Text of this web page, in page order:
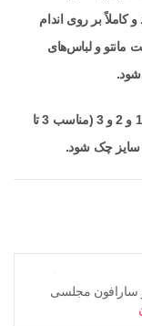
بر روی اندام
مانتو و لباس‌های
این پیراهن یلدایی مجلسی تک رنگ و تنوع سایز 1 و 2 و 3 (مناسب 3 تا
مجلسی